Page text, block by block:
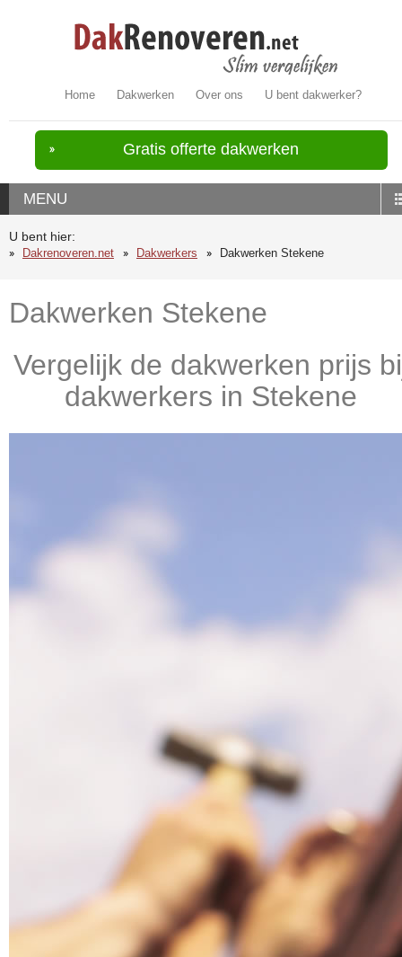
Home Dakwerken Over ons U bent dakwerker?
Gratis offerte dakwerken
MENU
U bent hier:
Dakrenoveren.net
Dakwerkers Dakwerken Stekene
Dakwerken Stekene
Vergelijk de dakwerken prijs
dakwerkers in Stekene